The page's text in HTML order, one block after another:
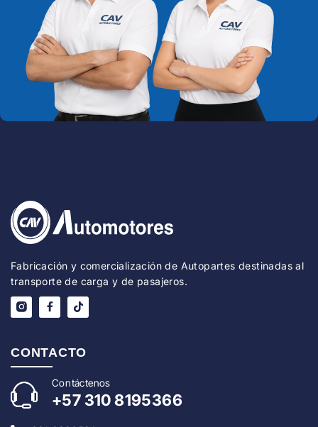
Fabricación y comercialización de Autopartes destinadas al
transporte de carga y de pasajeros.
CONTACTO
Contáctenos
+57 310 8195366